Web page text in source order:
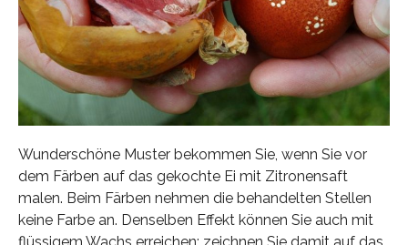
Wunderschöne Muster bekommen Sie, wenn Sie vor
dem Färben auf das gekochte Ei mit Zitronensaft
malen. Beim Färben nehmen die behandelten Stellen
keine Farbe an. Denselben Effekt können Sie auch mit
flüssigem Wachs erreichen: zeichnen Sie damit auf das